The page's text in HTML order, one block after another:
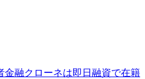
金融クローネは即日融資で在籍